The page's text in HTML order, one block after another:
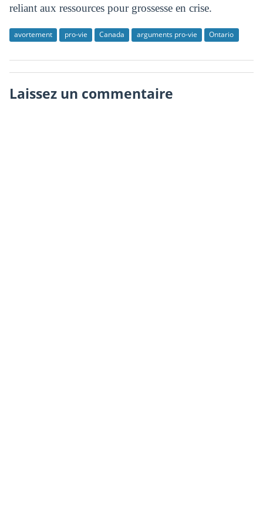
reliant aux ressources pour grossesse en crise.
avortement pro-vie Canada arguments pro-vie Ontario
Laissez un commentaire